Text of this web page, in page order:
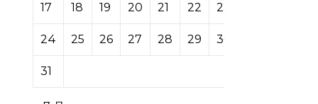
17 18 19 20 21 22 23
24 25 26 27 28 29 30
31